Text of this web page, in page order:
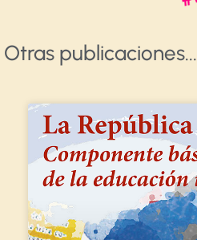
Otras publicaciones​...